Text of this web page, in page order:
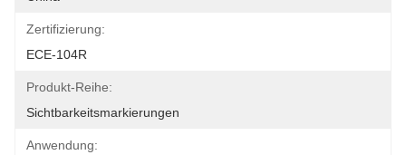
Zertifizierung:
ECE-104R
Produkt-Reihe:
Sichtbarkeitsmarkierungen
Anwendung: